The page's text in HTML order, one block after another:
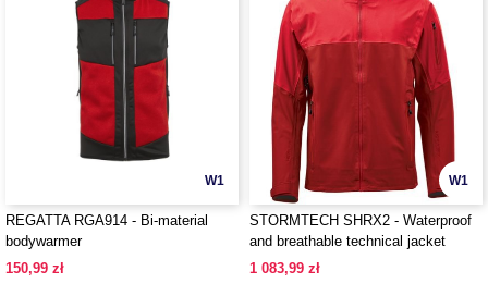
W1
REGATTA RGA914 - Bi-material
bodywarmer
150,99 zł
W1
STORMTECH SHRX2 - Waterproof
and breathable technical jacket
1 083,99 zł